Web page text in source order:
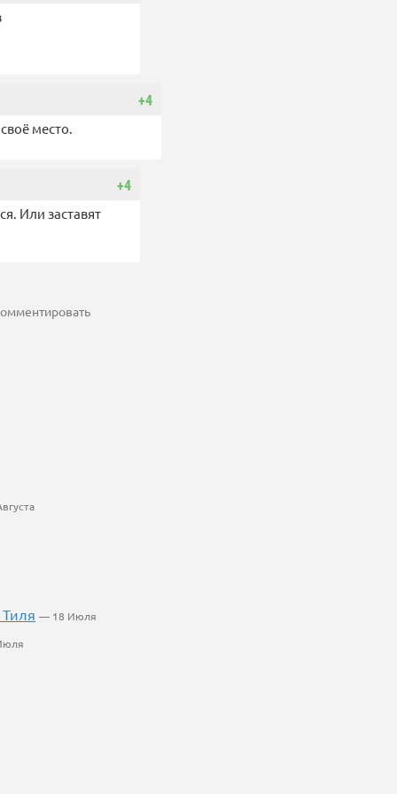
+4
место.
+4
Или заставят
— 18 Июля